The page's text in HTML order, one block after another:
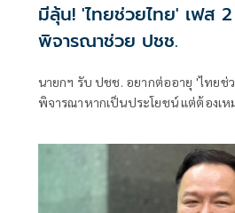
มีลุ้น! 'ไทยช่วยไทย' เฟส
พิจารณาช่วย ปชช.
นายกฯ รับ ปชช. อยากต่ออายุ 'ไทยช่
พิจารณาหากเป็นประโยชน์ แต่ต้องเ
มันเย็น'